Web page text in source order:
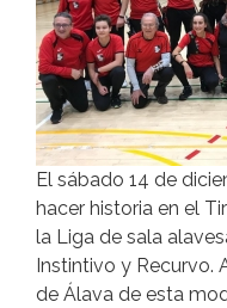
El sábado 14 de
hacer historia en el
la Liga de sala
Instintivo y Recurvo.
de Álava de esta